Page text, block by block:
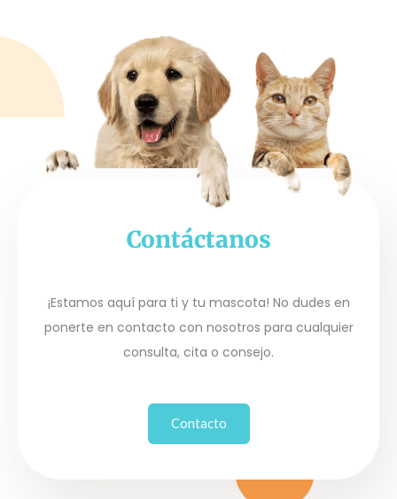
Contáctanos
¡Estamos aquí para ti y tu mascota! No dudes en
ponerte en contacto con nosotros para cualquier
consulta, cita o consejo.
Contacto